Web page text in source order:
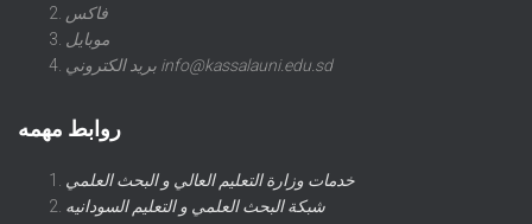
فاكس
موبايل
بريد الكتروني info@kassalauni.edu.sd
روابط مهمه
خدمات وزارة التعليم العالي و البحث العلمي
شبكة البحث العلمي و التعليم السودانيه